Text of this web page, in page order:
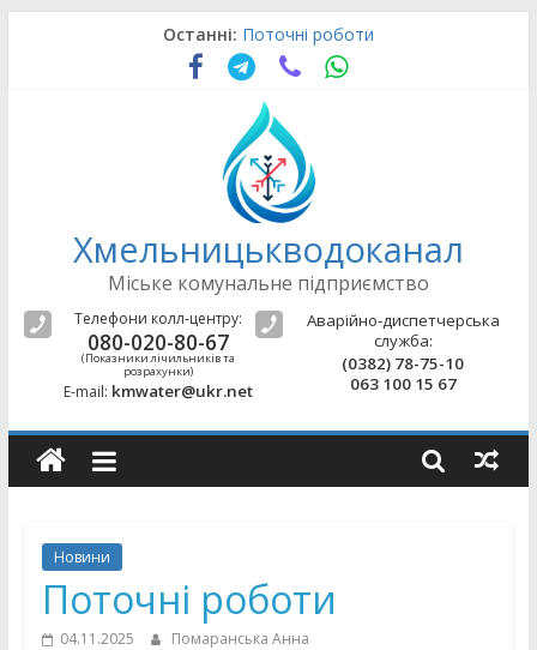
Останні: Поточні роботи
Поточні роботи
Поточні роботи
Поточні роботи
Поточні роботи
Хмельницькводоканал
Міське комунальне підприємство
Телефони колл-центру:
080-020-80-67
(Показники лічильників та
розрахунки)
E-mail: kmwater@ukr.net
Аварійно-диспетчерська
служба:
(0382) 78-75-10
063 100 15 67
Новини
Поточні роботи
04.11.2025 Помаранська Анна